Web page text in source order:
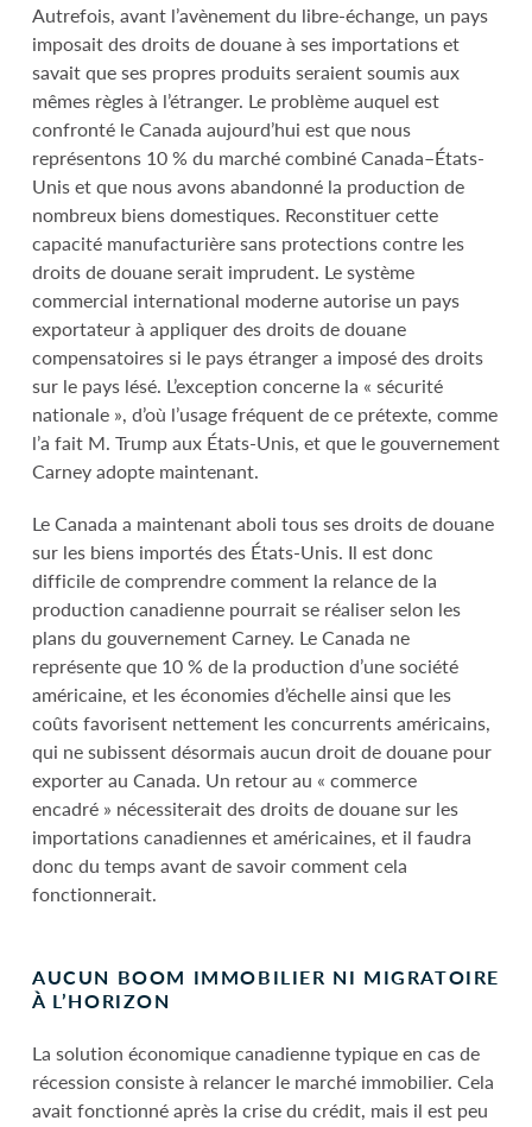
Autrefois, avant l’avènement du libre-échange, un pays
imposait des droits de douane à ses importations et
savait que ses propres produits seraient soumis aux
mêmes règles à l’étranger. Le problème auquel est
confronté le Canada aujourd’hui est que nous
représentons 10 % du marché combiné Canada–États-
Unis et que nous avons abandonné la production de
nombreux biens domestiques. Reconstituer cette
capacité manufacturière sans protections contre les
droits de douane serait imprudent. Le système
commercial international moderne autorise un pays
exportateur à appliquer des droits de douane
compensatoires si le pays étranger a imposé des droits
sur le pays lésé. L’exception concerne la « sécurité
nationale », d’où l’usage fréquent de ce prétexte, comme
l’a fait M. Trump aux États-Unis, et que le gouvernement
Carney adopte maintenant.
Le Canada a maintenant aboli tous ses droits de douane
sur les biens importés des États-Unis. Il est donc
difficile de comprendre comment la relance de la
production canadienne pourrait se réaliser selon les
plans du gouvernement Carney. Le Canada ne
représente que 10 % de la production d’une société
américaine, et les économies d’échelle ainsi que les
coûts favorisent nettement les concurrents américains,
qui ne subissent désormais aucun droit de douane pour
exporter au Canada. Un retour au « commerce
encadré » nécessiterait des droits de douane sur les
importations canadiennes et américaines, et il faudra
donc du temps avant de savoir comment cela
fonctionnerait.
AUCUN BOOM IMMOBILIER NI MIGRATOIRE
À L’HORIZON
La solution économique canadienne typique en cas de
récession consiste à relancer le marché immobilier. Cela
avait fonctionné après la crise du crédit, mais il est peu